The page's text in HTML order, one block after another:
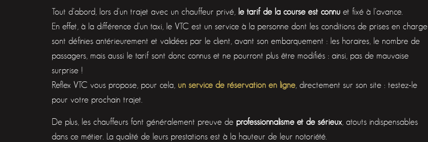
Tout d’abord, lors d’un trajet avec un chauffeur privé, le tarif de la course est connu et fixé à l’avance.
En effet, à la différence d’un taxi, le VTC est un service à la personne dont les conditions de prises en charge
sont définies antérieurement et validées par le client, avant son embarquement : les horaires, le nombre de
passagers, mais aussi le tarif sont donc connus et ne pourront plus être modifiés : ainsi, pas de mauvaise
surprise !
Reflex VTC vous propose, pour cela, un service de réservation en ligne , directement sur son site : testez-le
pour votre prochain trajet.
De plus, les chauffeurs font généralement preuve de professionnalisme et de sérieux , atouts indispensables
dans ce métier. La qualité de leurs prestations est à la hauteur de leur notoriété.